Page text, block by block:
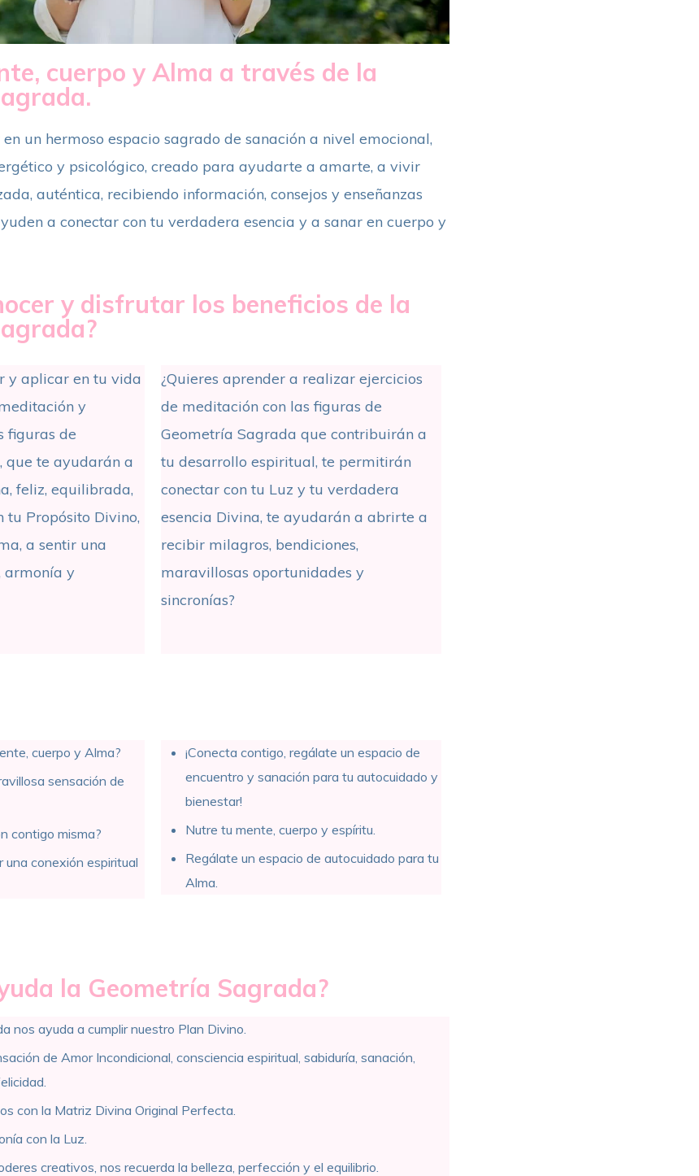
cuerpo y Alma a través de la
un hermoso espacio sagrado de sanación a nivel emocional,
y psicológico, creado para ayudarte a amarte, a vivir
auténtica, recibiendo información, consejos y enseñanzas
a conectar con tu verdadera esencia y a sanar en cuerpo y
y disfrutar los beneficios de la
y aplicar en tu vida
y
figuras de
que te ayudarán a
feliz, equilibrada,
tu Propósito Divino,
a sentir una
armonía y
¿Quieres aprender a realizar ejercicios
de meditación con las figuras de
Geometría Sagrada que contribuirán a
tu desarrollo espiritual, te permitirán
conectar con tu Luz y tu verdadera
esencia Divina, te ayudarán a abrirte a
recibir milagros, bendiciones,
maravillosas oportunidades y
sincronías?
cuerpo y Alma?
sensación de
contigo misma?
una conexión espiritual
¡Conecta contigo, regálate un espacio de
encuentro y sanación para tu autocuidado y
bienestar!
Nutre tu mente, cuerpo y espíritu.
Regálate un espacio de autocuidado para tu
Alma.
la Geometría Sagrada?
nos ayuda a cumplir nuestro Plan Divino.
de Amor Incondicional, consciencia espiritual, sabiduría, sanación,
con la Matriz Divina Original Perfecta.
con la Luz.
creativos, nos recuerda la belleza, perfección y el equilibrio.